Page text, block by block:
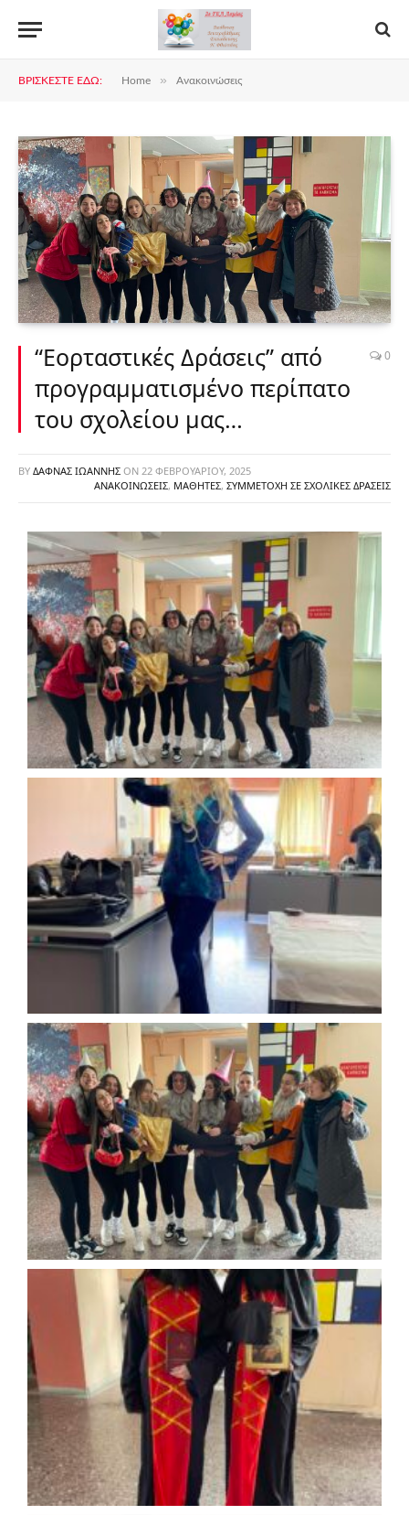
ΒΡΊΣΚΕΣΤΕ ΕΔΏ: Home » Ανακοινώσεις
“Εορταστικές Δράσεις” από
προγραμματισμένο περίπατο
του σχολείου μας…
0
BY ΔΑΦΝΆΣ ΙΩΆΝΝΗΣ ON 22 ΦΕΒΡΟΥΑΡΊΟΥ, 2025
ΑΝΑΚΟΙΝΏΣΕΙΣ, ΜΑΘΗΤΈΣ, ΣΥΜΜΕΤΟΧΉ ΣΕ ΣΧΟΛΙΚΈΣ ΔΡΆΣΕΙΣ